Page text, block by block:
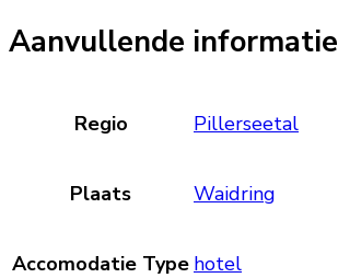
Aanvullende informatie
Regio Pillerseetal
Plaats Waidring
Accomodatie Type hotel